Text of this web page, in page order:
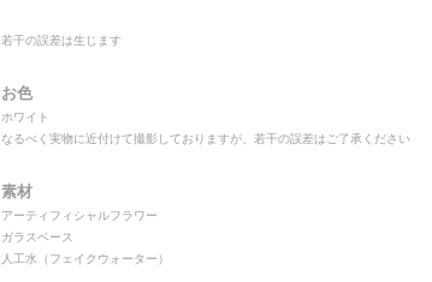
若干の誤差は生じます
お色
ホワイト
なるべく実物に近付けて撮影しておりますが、若干の誤差はご了承ください
素材
アーティフィシャルフラワー
ガラスベース
人工水（フェイクウォーター）